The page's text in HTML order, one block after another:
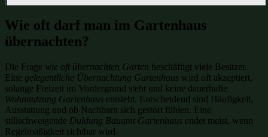
Wie oft darf man im Gartenhaus
übernachten?
Die Frage wie oft übernachten Garten beschäftigt viele Besitzer.
Eine gelegentliche Übernachtung Gartenhaus wird oft akzeptiert,
solange Freizeit im Vordergrund steht und keine dauerhafte
Wohnnutzung Gartenhaus entsteht. Entscheidend sind Häufigkeit,
Ausstattung und ob Nachbarn sich gestört fühlen. Eine
stillschweigende Duldung Bauamt Gartenhaus endet meist, wenn
Regelmäßigkeit sichtbar wird.